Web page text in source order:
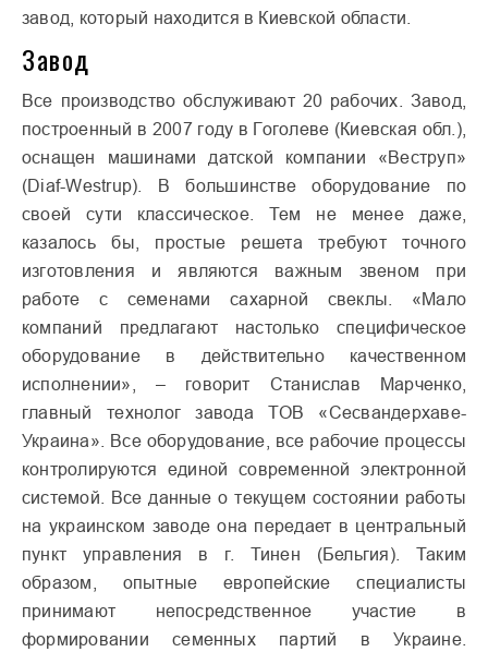
завод, который находится в Киевской области.
Завод
Все производство обслуживают 20 рабочих. Завод,
построенный в 2007 году в Гоголеве (Киевская обл.),
оснащен машинами датской компании «Веструп»
(Diaf-Westrup). В большинстве оборудование по
своей сути классическое. Тем не менее даже,
казалось бы, простые решета требуют точного
изготовления и являются важным звеном при
работе с семенами сахарной свеклы. «Мало
компаний предлагают настолько специфическое
оборудование в действительно качественном
исполнении», – говорит Станислав Марченко,
главный технолог завода ТОВ «Сесвандерхаве-
Украина». Все оборудование, все рабочие процессы
контролируются единой современной электронной
системой. Все данные о текущем состоянии работы
на украинском заводе она передает в центральный
пункт управления в г. Тинен (Бельгия). Таким
образом, опытные европейские специалисты
принимают непосредственное участие в
формировании семенных партий в Украине.